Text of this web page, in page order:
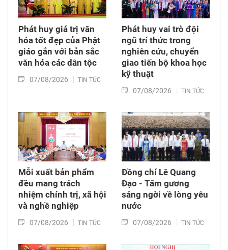
Phát huy giá trị văn
hóa tốt đẹp của Phật
giáo gắn với bản sắc
văn hóa các dân tộc
07/08/2026 TIN TỨC
Phát huy vai trò đội
ngũ trí thức trong
nghiên cứu, chuyển
giao tiến bộ khoa học
kỹ thuật
07/08/2026 TIN TỨC
Mỗi xuất bản phẩm
đều mang trách
nhiệm chính trị, xã hội
và nghề nghiệp
07/08/2026 TIN TỨC
Đồng chí Lê Quang
Đạo - Tấm gương
sáng ngời về lòng yêu
nước
07/08/2026 TIN TỨC